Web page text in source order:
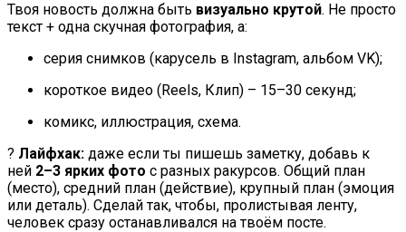
Твоя новость должна быть визуально крутой. Не просто
текст + одна скучная фотография, а:
серия снимков (карусель в Instagram, альбом VK);
короткое видео (Reels, Клип) – 15–30 секунд;
комикс, иллюстрация, схема.
? Лайфхак: даже если ты пишешь заметку, добавь к
ней 2–3 ярких фото с разных ракурсов. Общий план
(место), средний план (действие), крупный план (эмоция
или деталь). Сделай так, чтобы, пролистывая ленту,
человек сразу останавливался на твоём посте.